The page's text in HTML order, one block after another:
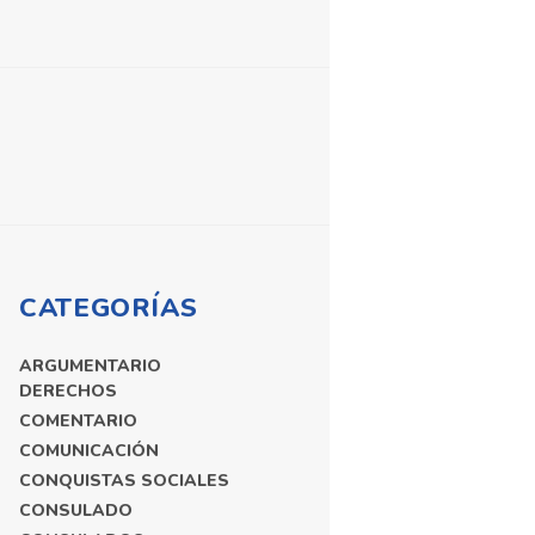
CATEGORÍAS
ARGUMENTARIO
DERECHOS
COMENTARIO
COMUNICACIÓN
CONQUISTAS SOCIALES
CONSULADO